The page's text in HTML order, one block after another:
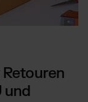
und